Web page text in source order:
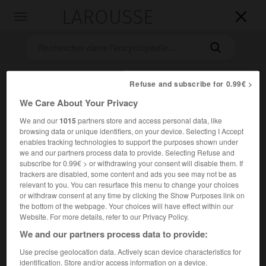


Accueil> Encyclopédie [musdico]>Giuseppe Sarti
GiuseppeSarti
Cet article est extrait de l'ouvrage Larousse « Dictionnaire
Compositeur italien (Faenza 1729 – Berlin 1802).
Refuse and subscribe for 0.99€ >
We Care About Your Privacy
We and our1015partners store and access personal data, like
browsing data or unique identifiers, on your device. Selecting I Accept
enables tracking technologies to support the purposes shown under
we and our partners process data to provide. Selecting Refuse and
subscribe for 0.99€ > or withdrawing your consent will disable them. If
trackers are disabled, some content and ads you see may not be as
relevant to you. You can resurface this menu to change your choices
or withdraw consent at any time by clicking the Show Purposes link on
the bottom of the webpage. Your choices will have effect within our
Website. For more details, refer to our Privacy Policy.
We and our partners process data to provide:
Use precise geolocation data. Actively scan device characteristics for
identification. Store and/or access information on a device.